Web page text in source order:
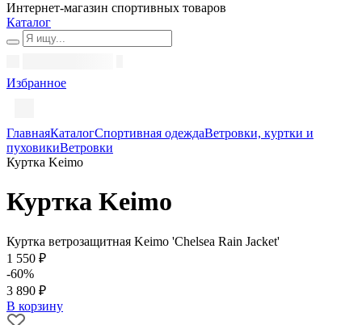
Интернет-магазин спортивных товаров
Каталог
Избранное
ГлавнаяКаталогСпортивная одеждаВетровки, куртки и
пуховикиВетровки
Куртка Keimo
Куртка Keimo
Куртка ветрозащитная Keimo 'Chelsea Rain Jacket'
1 550 ₽
-60%
3 890 ₽
В корзину